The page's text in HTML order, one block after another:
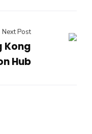
Next Post
Kong
Hub